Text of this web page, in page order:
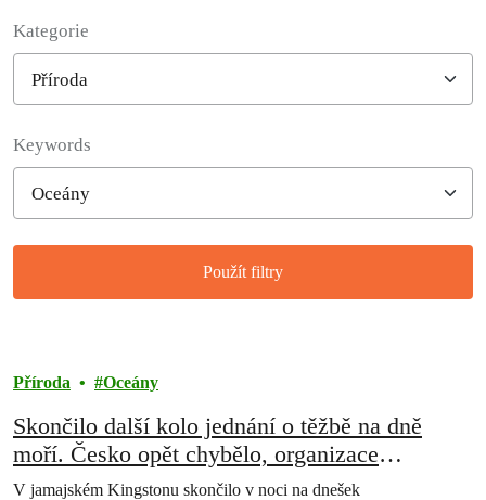
Kategorie
Keywords
Použít filtry
Příroda Oceány
Skončilo další kolo jednání o těžbě na dně
moří. Česko opět chybělo, organizace
Greenpeace je připravena ho nahradit
V jamajském Kingstonu skončilo v noci na dnešek